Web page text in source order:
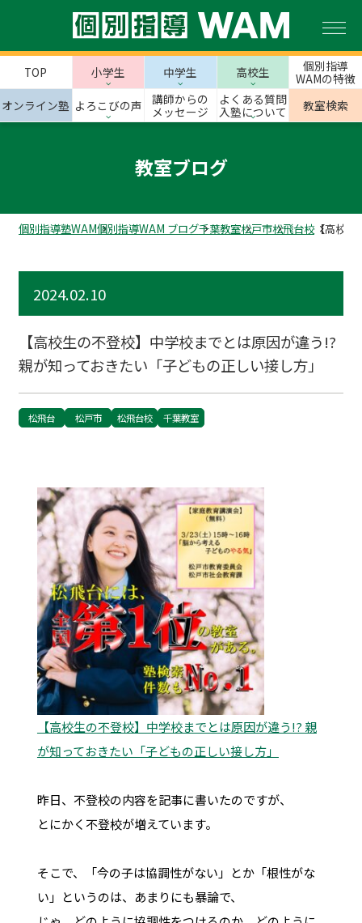
TOP 小学生 中学生 高校生
個別指導
WAMの特徴
オンライン塾 よろこびの声
講師からの
メッセージ
よくある質問
入塾について
教室検索
教室ブログ
個別指導塾WAM個別指導WAM ブログ千葉教室松戸市松飛台校【高校生
2024.02.10
【高校生の不登校】中学校までとは原因が違う!?
親が知っておきたい「子どもの正しい接し方」
松飛台 松戸市 松飛台校 千葉教室
【高校生の不登校】中学校までとは原因が違う!? 親
が知っておきたい「子どもの正しい接し方」
昨日、不登校の内容を記事に書いたのですが、
とにかく不登校が増えています。
そこで、「今の子は協調性がない」とか「根性がな
い」というのは、あまりにも暴論で、